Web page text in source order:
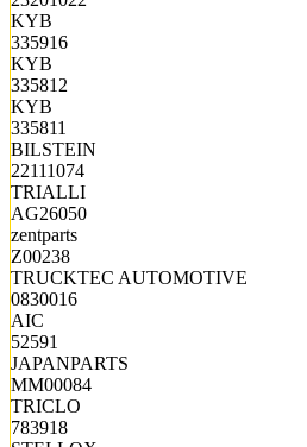
KYB
335916
KYB
335812
KYB
335811
BILSTEIN
22111074
TRIALLI
AG26050
zentparts
Z00238
TRUCKTEC AUTOMOTIVE
0830016
AIC
52591
JAPANPARTS
MM00084
TRICLO
783918